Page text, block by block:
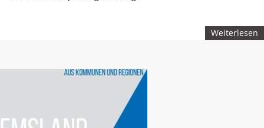
Weiterlesen